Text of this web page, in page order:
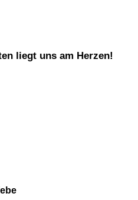
liegt uns am Herzen!